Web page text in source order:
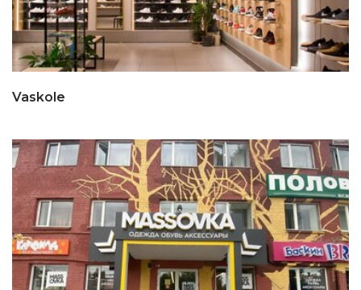
Vaskole